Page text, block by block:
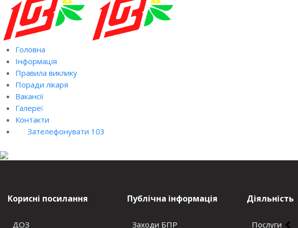
Головна
Інформація
Правила виклику
Поради лікаря
Вакансії
Галереї
Контакти
Зателефонувати 103
Корисні посилання
ДОЗ
Публічна інформація
Заходи БПР
Діяльність
Послуги